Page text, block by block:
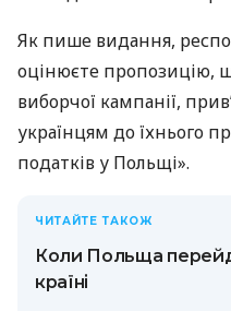
Як пише видання,
оцінюєте пропозицію,
виборчої кампанії,
українцям до їхнього
податків у Польщі».
ЧИТАЙТЕ ТАКОЖ
Коли Польща
країні